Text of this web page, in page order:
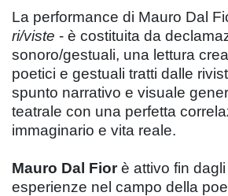
La performance di Mauro Dal
ri/viste - è costituita da
sonoro/gestuali, una lettura
poetici e gestuali tratti dalle
spunto narrativo e visuale
teatrale con una perfetta
immaginario e vita reale.
Mauro Dal Fiorè attivo fin dagli
esperienze nel campo della